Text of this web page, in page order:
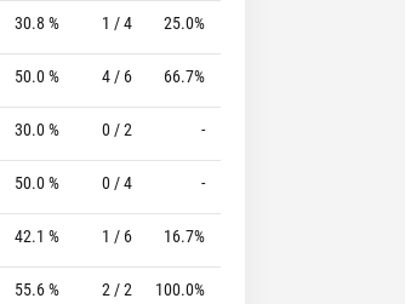
30.8 % 1 / 4 25.0%
50.0 % 4 / 6 66.7%
30.0 % 0 / 2 -
50.0 % 0 / 4 -
42.1 % 1 / 6 16.7%
55.6 % 2 / 2 100.0%